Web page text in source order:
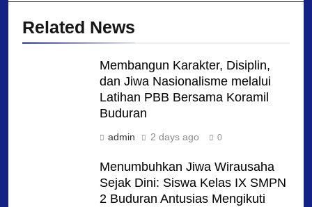
Related News
Membangun Karakter, Disiplin,
dan Jiwa Nasionalisme melalui
Latihan PBB Bersama Koramil
Buduran
admin 2 days ago 0
Menumbuhkan Jiwa Wirausaha
Sejak Dini: Siswa Kelas IX SMPN
2 Buduran Antusias Mengikuti